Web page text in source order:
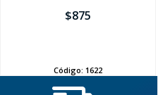
$875
Código: 1622